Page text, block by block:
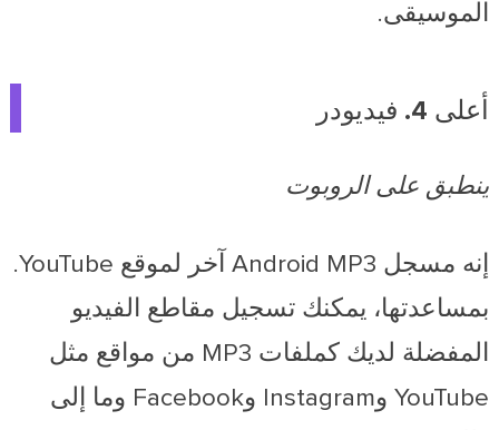
الموسيقى.
أعلى 4. فيديودر
ينطبق على الروبوت
إنه مسجل Android MP3 آخر لموقع YouTube.
بمساعدتها، يمكنك تسجيل مقاطع الفيديو
المفضلة لديك كملفات MP3 من مواقع مثل
YouTube وInstagram وFacebook وما إلى